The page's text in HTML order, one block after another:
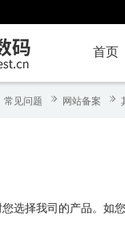
首页
常见问题 网站备案
选择我司的产品。如